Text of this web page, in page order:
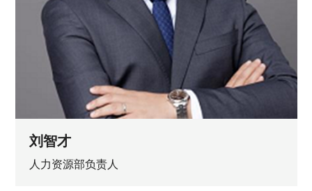
刘智才
人力资源部负责人